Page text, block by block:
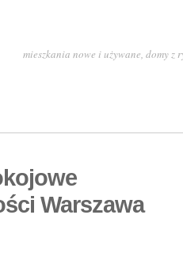
mieszkania nowe i używane, domy z
Warszawa